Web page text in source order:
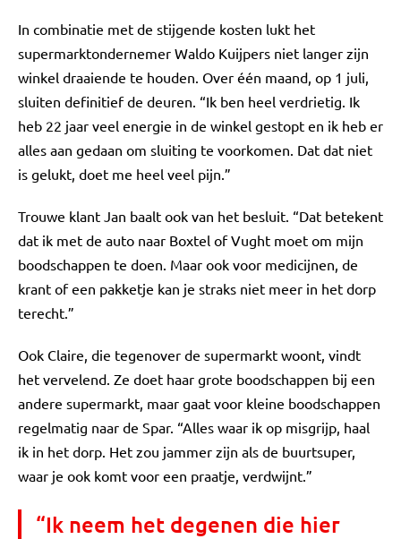
In combinatie met de stijgende kosten lukt het
supermarktondernemer Waldo Kuijpers niet langer zijn
winkel draaiende te houden. Over één maand, op 1 juli,
sluiten definitief de deuren. “Ik ben heel verdrietig. Ik
heb 22 jaar veel energie in de winkel gestopt en ik heb er
alles aan gedaan om sluiting te voorkomen. Dat dat niet
is gelukt, doet me heel veel pijn.”
Trouwe klant Jan baalt ook van het besluit. “Dat betekent
dat ik met de auto naar Boxtel of Vught moet om mijn
boodschappen te doen. Maar ook voor medicijnen, de
krant of een pakketje kan je straks niet meer in het dorp
terecht.”
Ook Claire, die tegenover de supermarkt woont, vindt
het vervelend. Ze doet haar grote boodschappen bij een
andere supermarkt, maar gaat voor kleine boodschappen
regelmatig naar de Spar. “Alles waar ik op misgrijp, haal
ik in het dorp. Het zou jammer zijn als de buurtsuper,
waar je ook komt voor een praatje, verdwijnt.”
“Ik neem het degenen die hier